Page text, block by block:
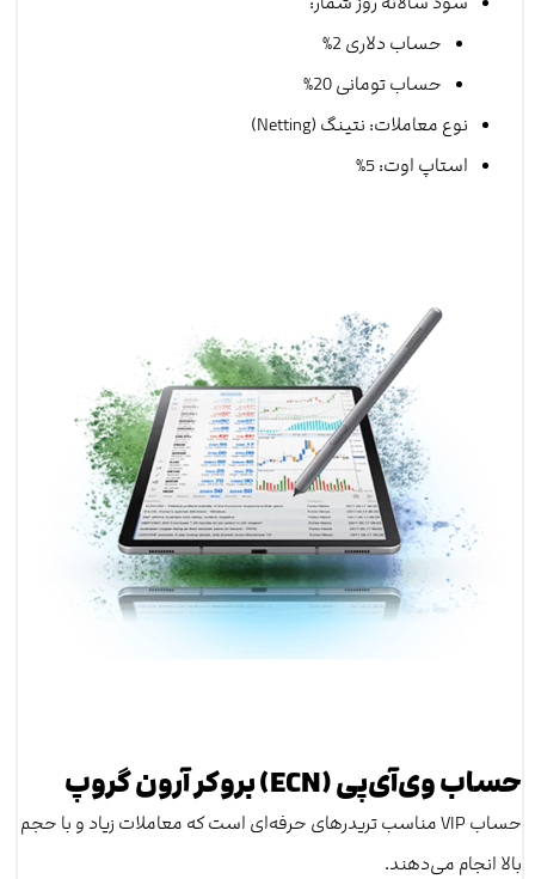
حساب دلاری 2%
حساب تومانی 20%
نوع معاملات: نتینگ (Netting)
استاپ اوت: 5%
حساب وی‌آی‌پی (ECN) بروکر آرون گروپ
حساب VIP مناسب تریدرهای حرفه‌ای است که معاملات زیاد و با حجم
بالا انجام می‌دهند.